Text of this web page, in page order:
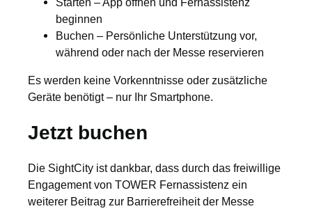
beginnen
Buchen – Persönliche Unterstützung vor,
während oder nach der Messe reservieren
Es werden keine Vorkenntnisse oder zusätzliche
Geräte benötigt – nur Ihr Smartphone.
Jetzt buchen
Die SightCity ist dankbar, dass durch das freiwillige
Engagement von TOWER Fernassistenz ein
weiterer Beitrag zur Barrierefreiheit der Messe